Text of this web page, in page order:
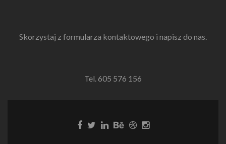
Skorzystaj z formularza kontaktowego i napisz do nas.
Tel. 605 576 156